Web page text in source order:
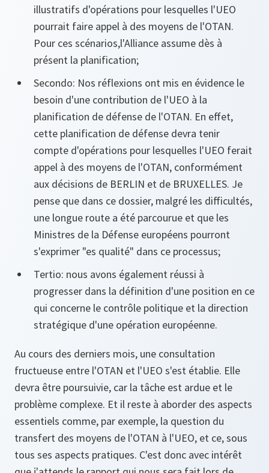
illustratifs d'opérations pour lesquelles l'UEO
pourrait faire appel à des moyens de l'OTAN.
Pour ces scénarios,l'Alliance assume dès à
présent la planification;
Secondo: Nos réflexions ont mis en évidence le
besoin d'une contribution de l'UEO à la
planification de défense de l'OTAN. En effet,
cette planification de défense devra tenir
compte d'opérations pour lesquelles l'UEO ferait
appel à des moyens de l'OTAN, conformément
aux décisions de BERLIN et de BRUXELLES. Je
pense que dans ce dossier, malgré les difficultés,
une longue route a été parcourue et que les
Ministres de la Défense européens pourront
s'exprimer "es qualité" dans ce processus;
Tertio: nous avons également réussi à
progresser dans la définition d'une position en ce
qui concerne le contrôle politique et la direction
stratégique d'une opération européenne.
Au cours des derniers mois, une consultation
fructueuse entre l'OTAN et l'UEO s'est établie. Elle
devra être poursuivie, car la tâche est ardue et le
problème complexe. Et il reste à aborder des aspects
essentiels comme, par exemple, la question du
transfert des moyens de l'OTAN à l'UEO, et ce, sous
tous ses aspects pratiques. C'est donc avec intérêt